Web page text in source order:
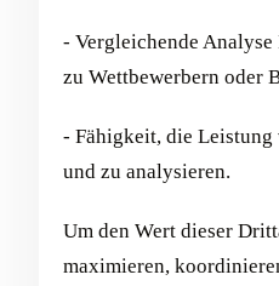
- Vergleichende
zu Wettbewerbern oder
- Fähigkeit, die Leistung
und zu analysieren.
Um den Wert dieser
maximieren,